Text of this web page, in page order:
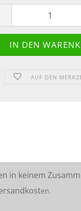
AUF DEN
in keinem
en.